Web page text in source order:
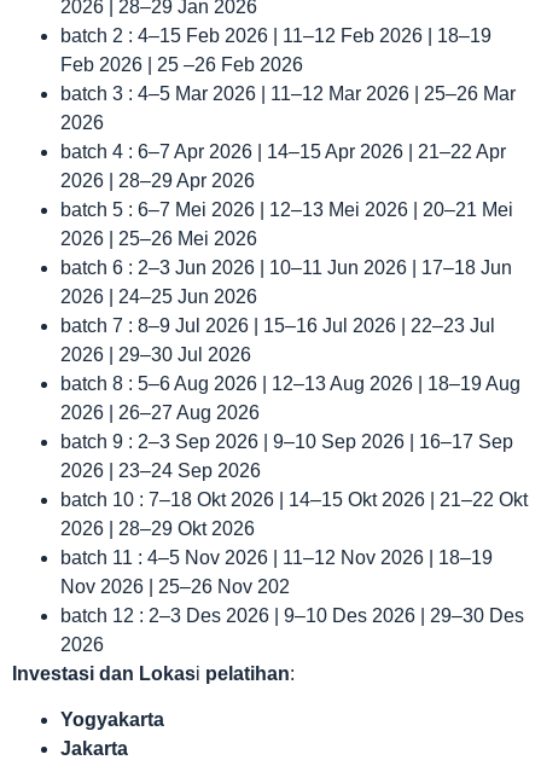
2026 | 28–29 Jan 2026
batch 2 : 4–15 Feb 2026 | 11–12 Feb 2026 | 18–19
Feb 2026 | 25 –26 Feb 2026
batch 3 : 4–5 Mar 2026 | 11–12 Mar 2026 | 25–26 Mar
2026
batch 4 : 6–7 Apr 2026 | 14–15 Apr 2026 | 21–22 Apr
2026 | 28–29 Apr 2026
batch 5 : 6–7 Mei 2026 | 12–13 Mei 2026 | 20–21 Mei
2026 | 25–26 Mei 2026
batch 6 : 2–3 Jun 2026 | 10–11 Jun 2026 | 17–18 Jun
2026 | 24–25 Jun 2026
batch 7 : 8–9 Jul 2026 | 15–16 Jul 2026 | 22–23 Jul
2026 | 29–30 Jul 2026
batch 8 : 5–6 Aug 2026 | 12–13 Aug 2026 | 18–19 Aug
2026 | 26–27 Aug 2026
batch 9 : 2–3 Sep 2026 | 9–10 Sep 2026 | 16–17 Sep
2026 | 23–24 Sep 2026
batch 10 : 7–18 Okt 2026 | 14–15 Okt 2026 | 21–22 Okt
2026 | 28–29 Okt 2026
batch 11 : 4–5 Nov 2026 | 11–12 Nov 2026 | 18–19
Nov 2026 | 25–26 Nov 202
batch 12 : 2–3 Des 2026 | 9–10 Des 2026 | 29–30 Des
2026
Investasi dan Lokasi pelatihan:
Yogyakarta
Jakarta